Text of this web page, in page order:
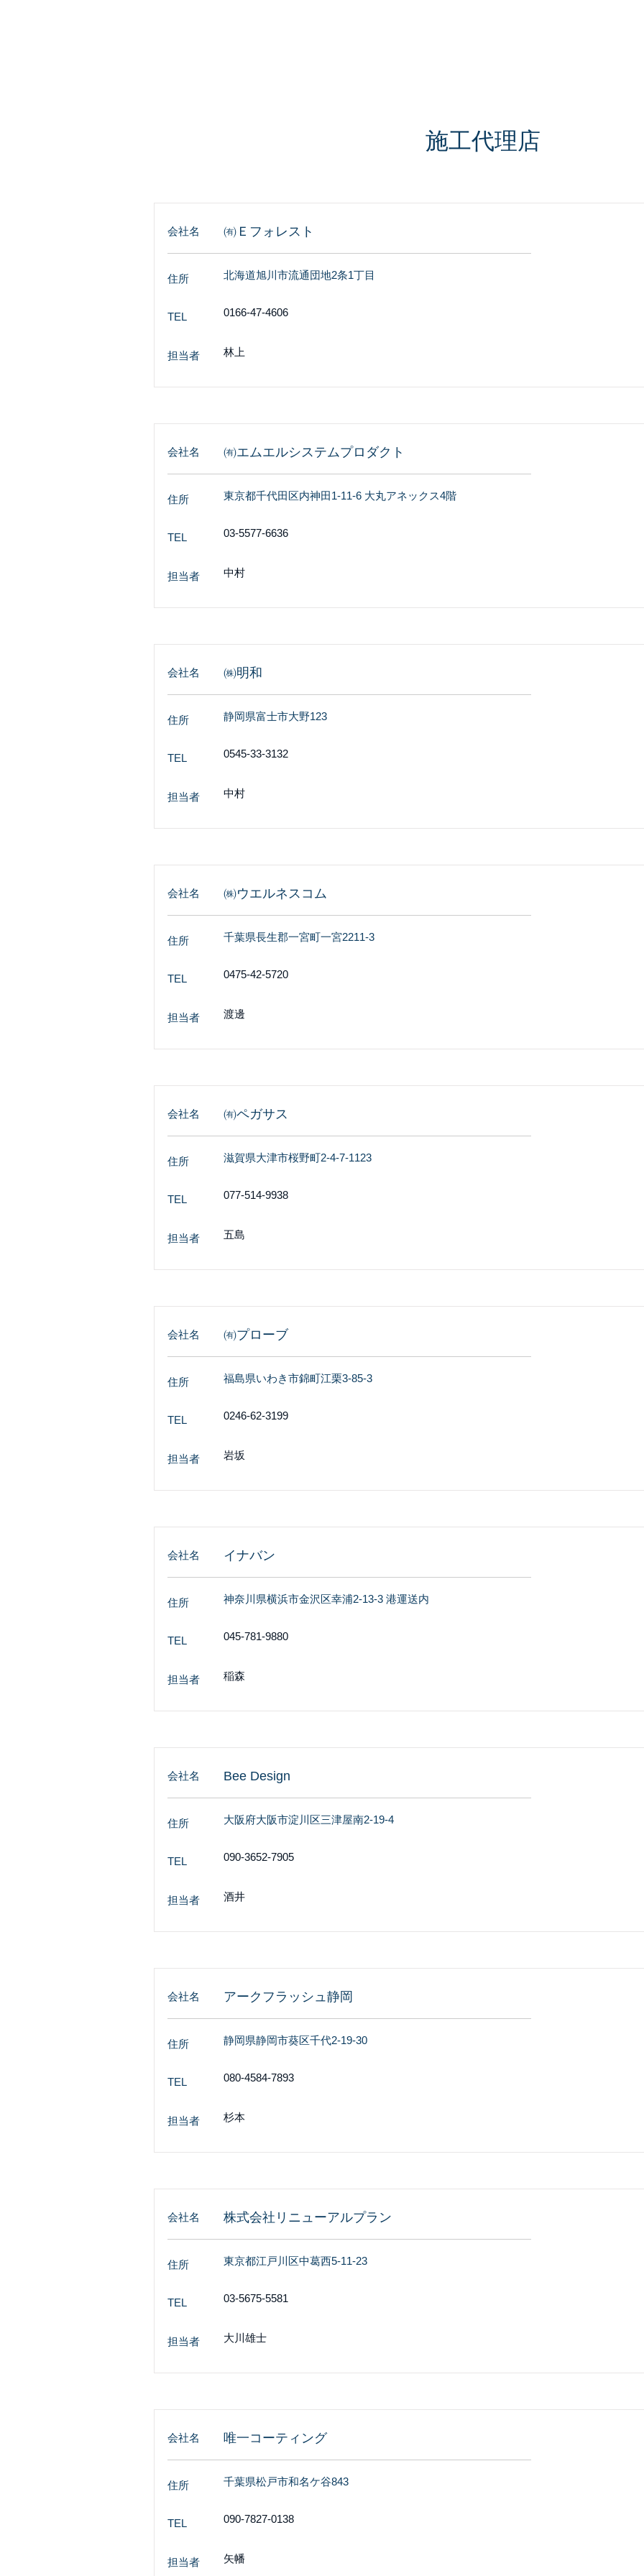
​施工代理店
会社名 ㈲Ｅフォレスト
住所
TEL
担当者
北海道旭川市流通団地2条1丁目
0166-47-4606
林上
会社名 ㈲エムエルシステムプロダクト
住所
TEL
担当者
東京都千代田区内神田1-11-6 大丸アネックス4階
03-5577-6636
中村
会社名 ㈱明和
住所
TEL
担当者
静岡県富士市大野123
0545-33-3132
中村
会社名 ㈱ウエルネスコム
住所
TEL
担当者
千葉県長生郡一宮町一宮2211-3
0475-42-5720
渡邊
会社名 ㈲ペガサス
住所
TEL
担当者
滋賀県大津市桜野町2-4-7-1123
077-514-9938
五島
会社名 ㈲プローブ
住所
TEL
担当者
福島県いわき市錦町江栗3-85-3
0246-62-3199
岩坂
会社名 イナバン
住所
TEL
担当者
神奈川県横浜市金沢区幸浦2-13-3 港運送内
045-781-9880
稲森
会社名 Bee Design
住所
TEL
担当者
大阪府大阪市淀川区三津屋南2-19-4
090-3652-7905
酒井
会社名 アークフラッシュ静岡
住所
TEL
担当者
静岡県静岡市葵区千代2-19-30
080-4584-7893
杉本
会社名 株式会社リニューアルプラン
住所
TEL
担当者
東京都江戸川区中葛西5-11-23
03-5675-5581
大川雄士
会社名 唯一コーティング
住所
TEL
担当者
千葉県松戸市和名ケ谷843
090-7827-0138
矢幡